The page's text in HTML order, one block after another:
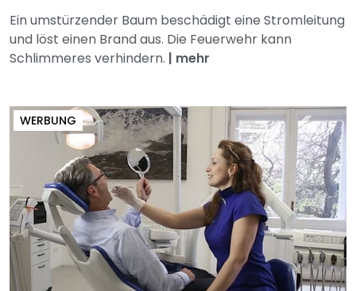
Ein umstürzender Baum beschädigt eine Stromleitung
und löst einen Brand aus. Die Feuerwehr kann
Schlimmeres verhindern. | mehr
WERBUNG